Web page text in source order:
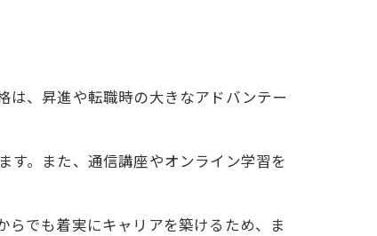
は、昇進や転職時の大きなアドバンテー
。また、通信講座やオンライン学習を
でも着実にキャリアを築けるため、ま